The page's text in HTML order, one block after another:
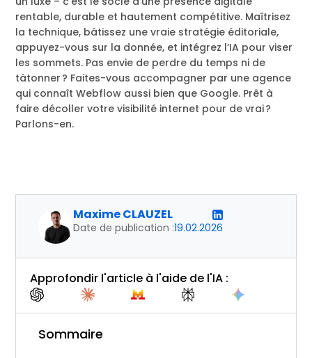
Maxime CLAUZEL
Date de publication :19.02.2026
Approfondir l'article à l'aide de l'IA :
Sommaire
rentable, durable et hautement compétitive. Maîtrisez
la technique, bâtissez une vraie stratégie éditoriale,
appuyez-vous sur la donnée, et intégrez l’IA pour viser
les sommets. Pas envie de perdre du temps ni de
tâtonner ? Faites-vous accompagner par une agence
qui connaît Webflow aussi bien que Google. Prêt à
faire décoller votre visibilité internet pour de vrai ?
Parlons-en.